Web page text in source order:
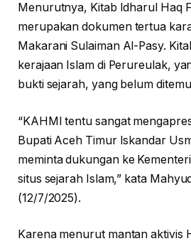
Menurutnya, Kitab Idharul Haq
merupakan dokumen tertua
Makarani Sulaiman Al-Pasy.
kerajaan Islam di Perureulak,
bukti sejarah, yang belum
“KAHMI tentu sangat
Bupati Aceh Timur Iskandar
meminta dukungan ke
situs sejarah Islam,” kata
(12/7/2025).
Karena menurut mantan aktivis